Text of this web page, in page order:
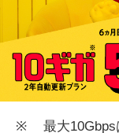
※
最大